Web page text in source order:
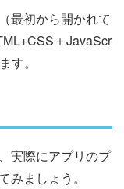
最初から開かれて
＋JavaScr
す。
実際にアプリのプ
みましょう。